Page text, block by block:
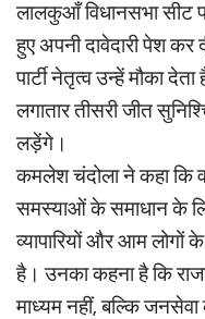
लालकुआँ विधानसभा सीट
हुए अपनी दावेदारी पेश कर
पार्टी नेतृत्व उन्हें मौका
लगातार तीसरी जीत
लड़ेंगे।
कमलेश चंदोला ने कहा कि
समस्याओं के समाधान के
व्यापारियों और आम लोगों
है। उनका कहना है कि
माध्यम नहीं, बल्कि